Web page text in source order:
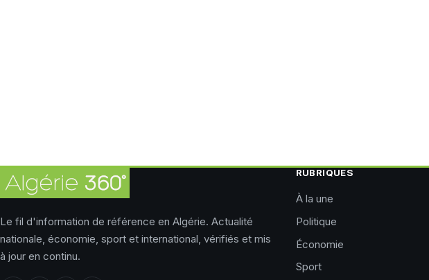
Le fil d'information de référence en Algérie. Actualité
nationale, économie, sport et international, vérifiés et mis
à jour en continu.
RUBRIQUES
À la une
Politique
Économie
Sport